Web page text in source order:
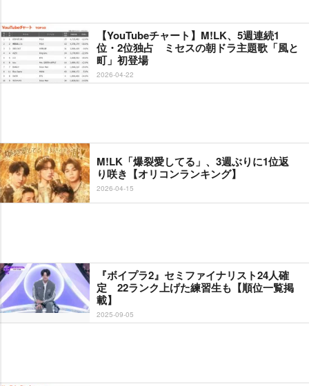
【YouTubeチャート】M!LK、5週連続1
位・2位独占 ミセスの朝ドラ主題歌「風と
町」初登場
2026-04-22
M!LK「爆裂愛してる」、3週ぶりに1位返
り咲き【オリコンランキング】
2026-04-15
『ボイプラ2』セミファイナリスト24人確
定 22ランク上げた練習生も【順位一覧掲
載】
2025-09-05